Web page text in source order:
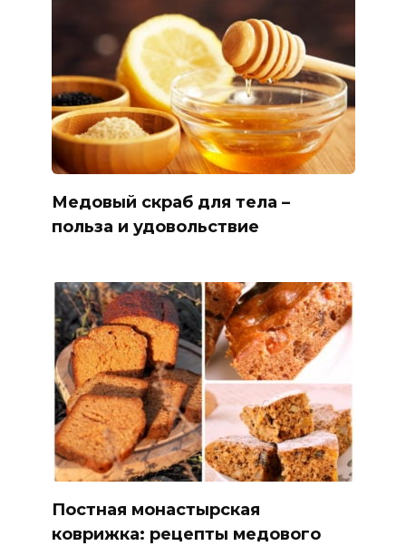
Медовый скраб для тела –
польза и удовольствие
Постная монастырская
коврижка: рецепты медового